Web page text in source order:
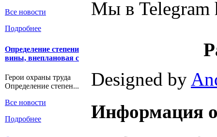
Все новости
Подробнее
Определение степени
вины, внеплановая с
Герои охраны труда
Определение степен...
Все новости
Подробнее
Мы в Telegram
Designed by
Информация